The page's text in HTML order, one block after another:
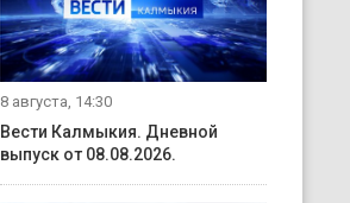
8 августа, 14:30
Вести Калмыкия. Дневной
выпуск от 08.08.2026.